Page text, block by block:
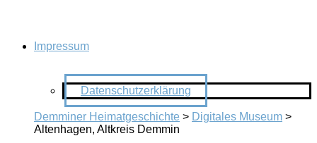
Impressum
Datenschutzerklärung
Demminer Heimatgeschichte > Digitales Museum >
Altenhagen, Altkreis Demmin